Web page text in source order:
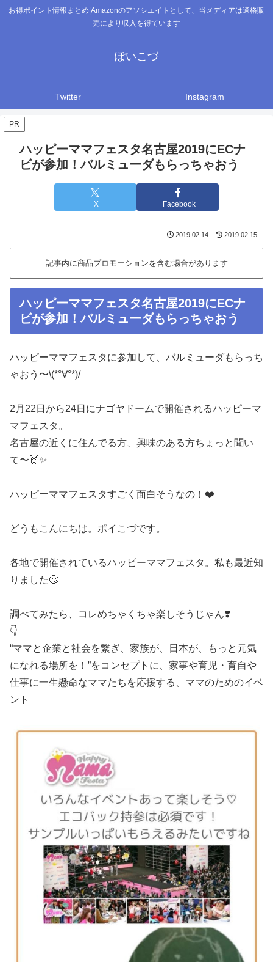
お得ポイント情報まとめ|Amazonのアソシエイトとして、当メディアは適格販
売により収入を得ています
ぽいこづ
Twitter Instagram
PR
ハッピーママフェスタ名古屋2019にECナ
ビが参加！バルミューダもらっちゃおう
X Facebook
2019.02.14 2019.02.15
記事内に商品プロモーションを含む場合があります
ハッピーママフェスタ名古屋2019にECナ
ビが参加！バルミューダもらっちゃおう
ハッピーママフェスタに参加して、バルミューダもらっち
ゃおう〜\(*°∀°*)/
2月22日から24日にナゴヤドームで開催されるハッピーマ
マフェスタ。
名古屋の近くに住んでる方、興味のある方ちょっと聞い
て〜🙌✨
ハッピーママフェスタすごく面白そうなの！❤️
どうもこんにちは。ポイこづです。
各地で開催されているハッピーママフェスタ。私も最近知
りました🙄
調べてみたら、コレめちゃくちゃ楽しそうじゃん❣️
👇
“ママと企業と社会を繋ぎ、家族が、日本が、もっと元気
になれる場所を！”をコンセプトに、家事や育児・育自や
仕事に一生懸命なママたちを応援する、ママのためのイベ
ント